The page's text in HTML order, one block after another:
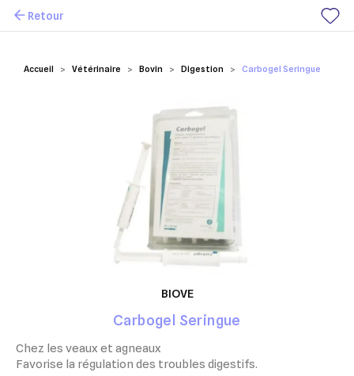
Mes favoris
Accueil Vétérinaire Bovin Digestion Carbogel Seringue
Retour
BIOVE
Carbogel Seringue
Chez les veaux et agneaux
Favorise la régulation des troubles digestifs.